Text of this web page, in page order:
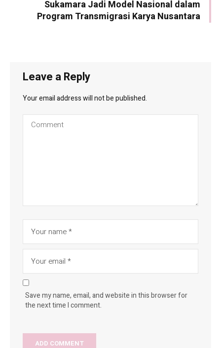
Sukamara Jadi Model Nasional dalam
Program Transmigrasi Karya Nusantara
Leave a Reply
Your email address will not be published.
Save my name, email, and website in this browser for
the next time I comment.